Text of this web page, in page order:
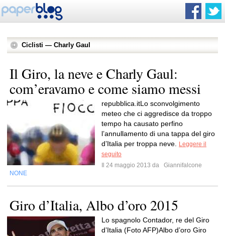
Ciclisti — Charly Gaul
Il Giro, la neve e Charly Gaul:
com’eravamo e come siamo messi
repubblica.itLo sconvolgimento
meteo che ci aggredisce da troppo
tempo ha causato perfino
l’annullamento di una tappa del giro
d’Italia per troppa neve.
Leggere il
seguito
Il 24 maggio 2013 da
Giannifalcone
NONE
Giro d’Italia, Albo d’oro 2015
Lo spagnolo Contador, re del Giro
d’Italia (Foto AFP)Albo d’oro Giro